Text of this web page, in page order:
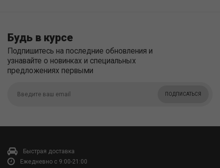
Будь в курсе
Подпишитесь на последние обновления и
узнавайте о новинках и специальных
предложениях первыми
ПОДПИСАТЬСЯ
Быстрая доставка
Ежедневно с 9:00-21:00